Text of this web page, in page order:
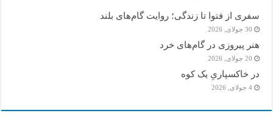
سفری از فتوا تا زندگی؛ روایت گام‌های بلند
30 جولای, 2026
هنر پیروزی در گام‌های خرد
20 جولای, 2026
در خاکسپاریِ یک کوه
4 جولای, 2026